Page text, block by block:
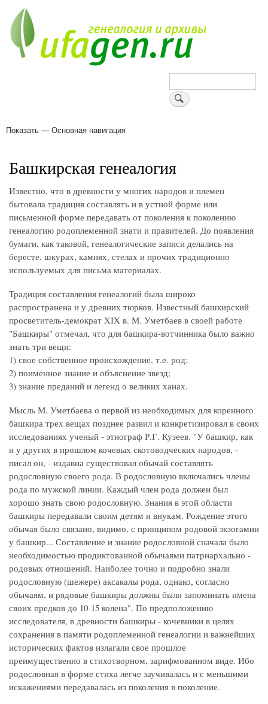
основному
содержанию
Поиск
Основная
Показать — Основная навигация
Башкирская генеалогия
Известно, что в древности у многих народов и племен
бытовала традиция составлять и в устной форме или
письменной форме передавать от поколения к поколению
генеалогию родоплеменной знати и правителей. До появления
бумаги, как таковой, генеалогические записи делались на
бересте, шкурах, камнях, стелах и прочих традиционно
используемых для письма материалах.
Традиция составления генеалогий была широко
распространена и у древних тюрков. Известный башкирский
просветитель-демократ XIX в. М. Уметбаев в своей работе
"Башкиры" отмечал, что для башкира-вотчинника было важно
знать три вещи:
1) свое собственное происхождение, т.е. род;
2) поименное знание и объяснение звезд;
3) знание преданий и легенд о великих ханах.
Мысль М. Уметбаева о первой из необходимых для коренного
башкира трех вещах позднее развил и конкретизировал в своих
исследованиях ученый - этнограф Р.Г. Кузеев. "У башкир, как
и у других в прошлом кочевых скотоводческих народов, -
писал он, - издавна существовал обычай составлять
родословную своего рода. В родословную включались члены
рода по мужской линии. Каждый член рода должен был
хорошо знать свою родословную. Знания в этой области
башкиры передавали своим детям и внукам. Рождение этого
обычая было связано, видимо, с принципом родовой экзогамии
у башкир... Составление и знание родословной сначала было
необходимостью продиктованной обычаями патриархально -
родовых отношений. Наиболее точно и подробно знали
родословную (шежере) аксакалы рода, однако, согласно
обычаям, и рядовые башкиры должны были запоминать имена
своих предков до 10-15 колена". По предположению
исследователя, в древности башкиры - кочевники в целях
сохранения в памяти родоплеменной генеалогии и важнейших
исторических фактов излагали свое прошлое
преимущественно в стихотворном, зарифмованном виде. Ибо
родословная в форме стиха легче заучивалась и с меньшими
искажениями передавалась из поколения в поколение.